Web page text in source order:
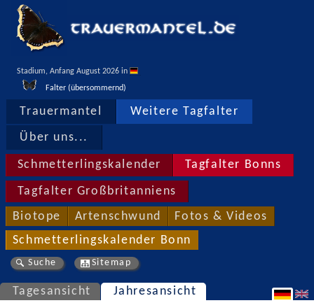
Stadium, Anfang August 2026 in
Falter (übersommernd)
Trauermantel Weitere Tagfalter
Über uns...
Schmetterlingskalender Tagfalter Bonns
Tagfalter Großbritanniens
Biotope Artenschwund Fotos & Videos
Schmetterlingskalender Bonn
Suche Sitemap
Tagesansicht Jahresansicht